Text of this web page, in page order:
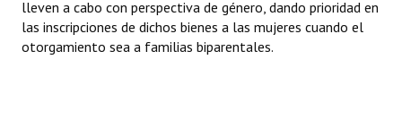
lleven a cabo con perspectiva de género, dando prioridad en
las inscripciones de dichos bienes a las mujeres cuando el
otorgamiento sea a familias biparentales.